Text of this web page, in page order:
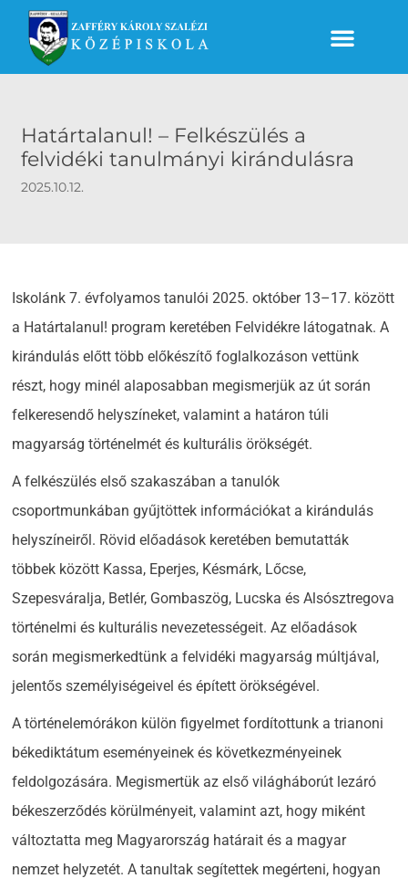
Határtalanul! – Felkészülés a
felvidéki tanulmányi kirándulásra
2025.10.12.
Iskolánk 7. évfolyamos tanulói 2025. október 13–17. között
a Határtalanul! program keretében Felvidékre látogatnak. A
kirándulás előtt több előkészítő foglalkozáson vettünk
részt, hogy minél alaposabban megismerjük az út során
felkeresendő helyszíneket, valamint a határon túli
magyarság történelmét és kulturális örökségét.
A felkészülés első szakaszában a tanulók
csoportmunkában gyűjtöttek információkat a kirándulás
helyszíneiről. Rövid előadások keretében bemutatták
többek között Kassa, Eperjes, Késmárk, Lőcse,
Szepesváralja, Betlér, Gombaszög, Lucska és Alsósztregova
történelmi és kulturális nevezetességeit. Az előadások
során megismerkedtünk a felvidéki magyarság múltjával,
jelentős személyiségeivel és épített örökségével.
A történelemórákon külön figyelmet fordítottunk a trianoni
békediktátum eseményeinek és következményeinek
feldolgozására. Megismertük az első világháborút lezáró
békeszerződés körülményeit, valamint azt, hogy miként
változtatta meg Magyarország határait és a magyar
nemzet helyzetét. A tanultak segítettek megérteni, hogyan